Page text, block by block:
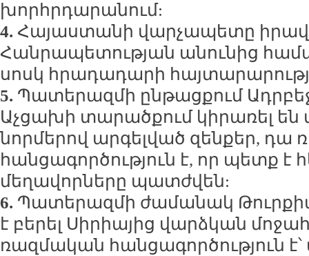
խորհրդարանում:
4. Հայաստանի վարչապետը
Հանրապետության անունից
սոսկ հրադադարի
5. Պատերազմի ընթացքում
Աչցախի տարածքում կիրառել են
նորմերով արգելված զենքեր, դա
հանցագործություն է, որ պետք է
մեղավորները պատժվեն:
6. Պատերազմի ժամանակ
է բերել Սիրիայից վարձկան
ռազմական հանցագործություն է՝